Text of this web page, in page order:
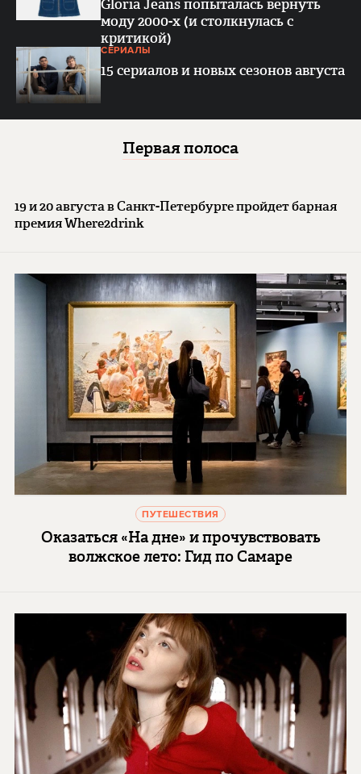
Gloria Jeans попыталась вернуть
моду 2000-х (и столкнулась с
критикой)
СЕРИАЛЫ
15 сериалов и новых сезонов августа
Первая полоса
19 и 20 августа в Санкт-Петербурге пройдет барная
премия Where2drink
ПУТЕШЕСТВИЯ
Оказаться «На дне» и прочувствовать
волжское лето: Гид по Самаре